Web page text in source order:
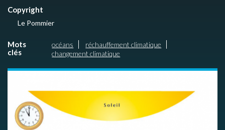
Copyright
Le Pommier
Mots
clés
océans
réchauffement climatique
changement climatique